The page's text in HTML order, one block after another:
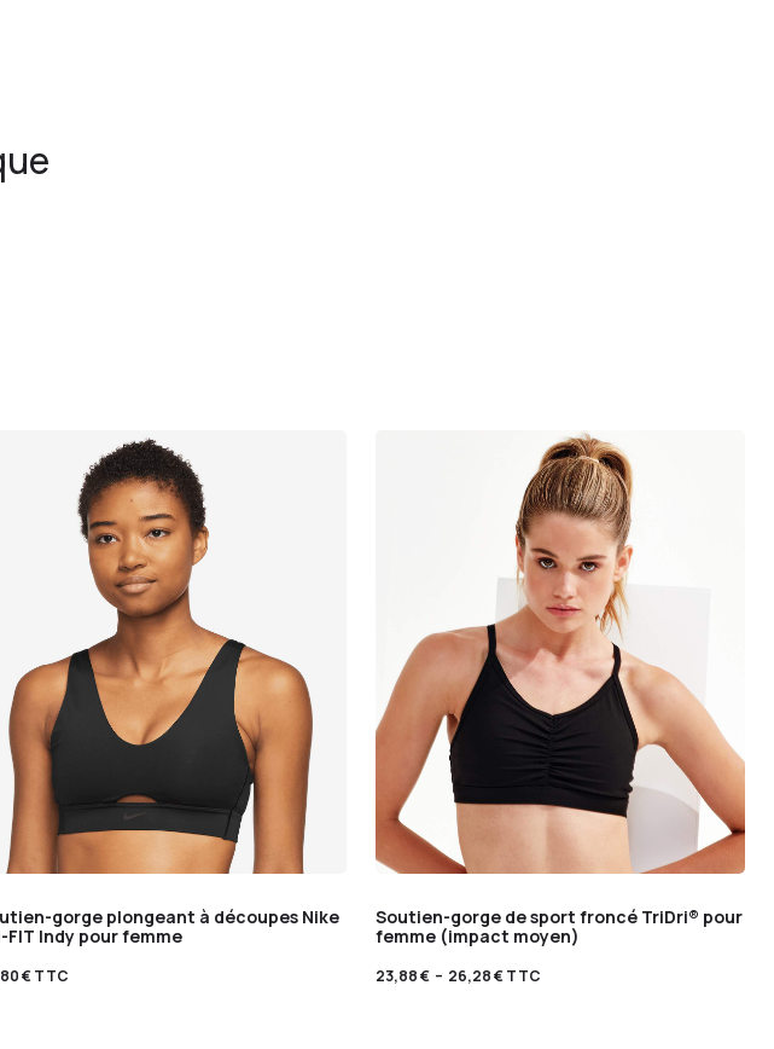
gorge plongeant à découpes Nike
FIT Indy pour femme
€TTC
Soutien-gorge de sport froncé TriDri® pour
femme (impact moyen)
23,88€ – 26,28€TTC